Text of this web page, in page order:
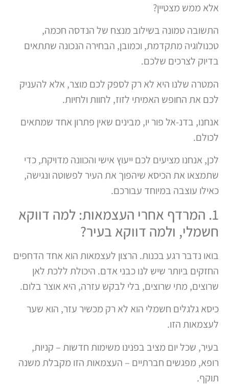
אלא ממש מצטיין?
התשובה טמונה בשילוב מנצח של הנדסה חכמה,
טכנולוגיה מתקדמת, וכמובן, הבחירה הנכונה שתתאים
בדיוק לצרכים שלכם.
המטרה שלנו היא לא רק לספק לכם מוצר, אלא להעניק
לכם את החופש האמיתי לזוז, לחוות ולחיות.
אנחנו, בדנ-אל פור יו, מבינים שאין פתרון אחד שמתאים
לכולם.
לכן, אנחנו מציעים לכם ייעוץ אישי והכוונה מדויקת, כדי
שתמצאו את הכיסא שיהפוך את העיר לפשוטה ונגישה,
כאילו עוצבה במיוחד עבורכם.
1. המרדף אחרי העצמאות: למה דווקא
חשמלי, ולמה דווקא בעיר?
בואו נדבר רגע בכנות. הרצון לעצמאות הוא אחד הדחפים
החזקים ביותר שיש לנו כבני אדם. היכולת ללכת לאן
שרוצים, מתי שרוצים, בלי לבקש עזרה, היא אוצר בלום.
כיסא גלגלים חשמלי הוא לא רק מכשיר עזר, הוא שער
לעצמאות הזו.
בעיר, שכל יום מציב בפנינו משימות חדשות – קניות,
רופא, מפגשים חברתיים – העצמאות הזו מקבלת משנה
תוקף.